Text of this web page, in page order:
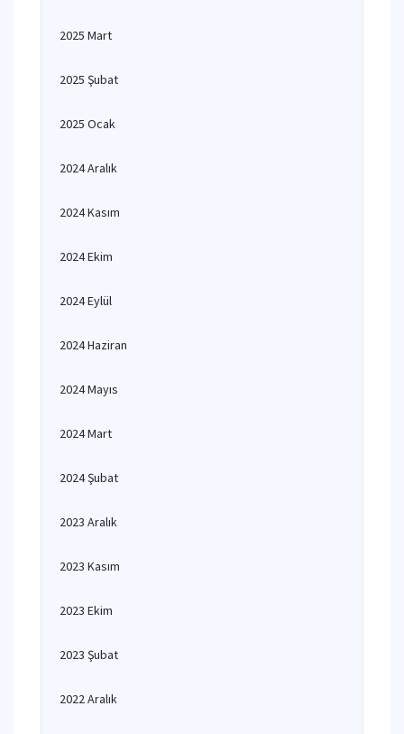
2025 Mart
2025 Şubat
2025 Ocak
2024 Aralık
2024 Kasım
2024 Ekim
2024 Eylül
2024 Haziran
2024 Mayıs
2024 Mart
2024 Şubat
2023 Aralık
2023 Kasım
2023 Ekim
2023 Şubat
2022 Aralık